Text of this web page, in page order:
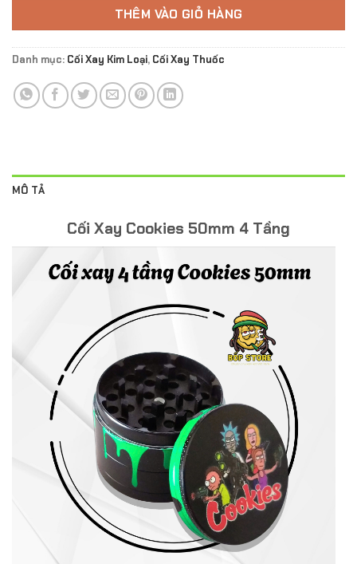
THÊM VÀO GIỎ HÀNG
Danh mục: Cối Xay Kim Loại, Cối Xay Thuốc
MÔ TẢ
Cối Xay Cookies 50mm 4 Tầng